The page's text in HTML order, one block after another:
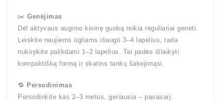
✂️ Genėjimas
Dėl aktyvaus augimo kininę guobą reikia reguliariai genėti.
Leiskite naujiems ūgliams išaugti 3–4 lapelius, tada
nukirpkite palikdami 1–2 lapelius. Tai padės išlaikyti
kompaktišką formą ir skatins tankų šakojimąsi.
🔁 Persodinimas
Persodinkite kas 2–3 metus, geriausia – pavasarį.